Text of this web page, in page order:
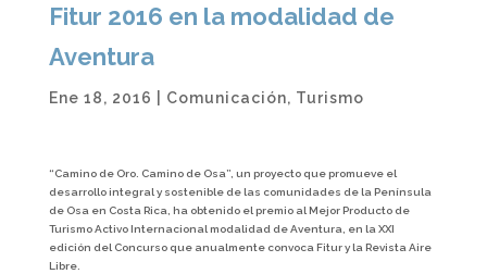
Fitur 2016 en la modalidad de
Aventura
Ene 18, 2016 Comunicación, Turismo
“Camino de Oro. Camino de Osa”, un proyecto que promueve el
desarrollo integral y sostenible de las comunidades de la Península
de Osa en Costa Rica, ha obtenido el premio al Mejor Producto de
Turismo Activo Internacional modalidad de Aventura, en la XXI
edición del Concurso que anualmente convoca Fitur y la Revista Aire
Libre.